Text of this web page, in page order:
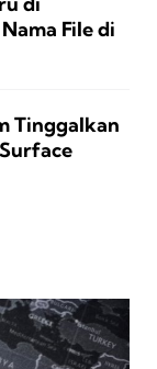
File di
Tinggalkan